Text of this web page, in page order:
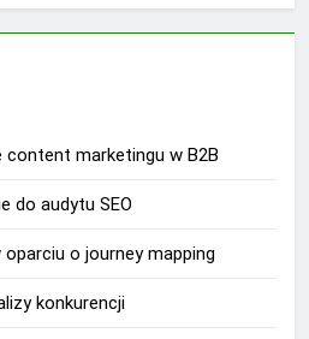
marketingu w B2B
do audytu SEO
o journey mapping
konkurencji